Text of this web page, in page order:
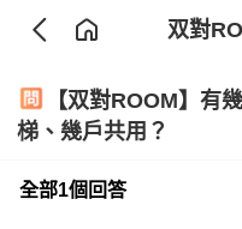
双對
【双對ROOM】有
梯、幾戶共用？
全部1個回答